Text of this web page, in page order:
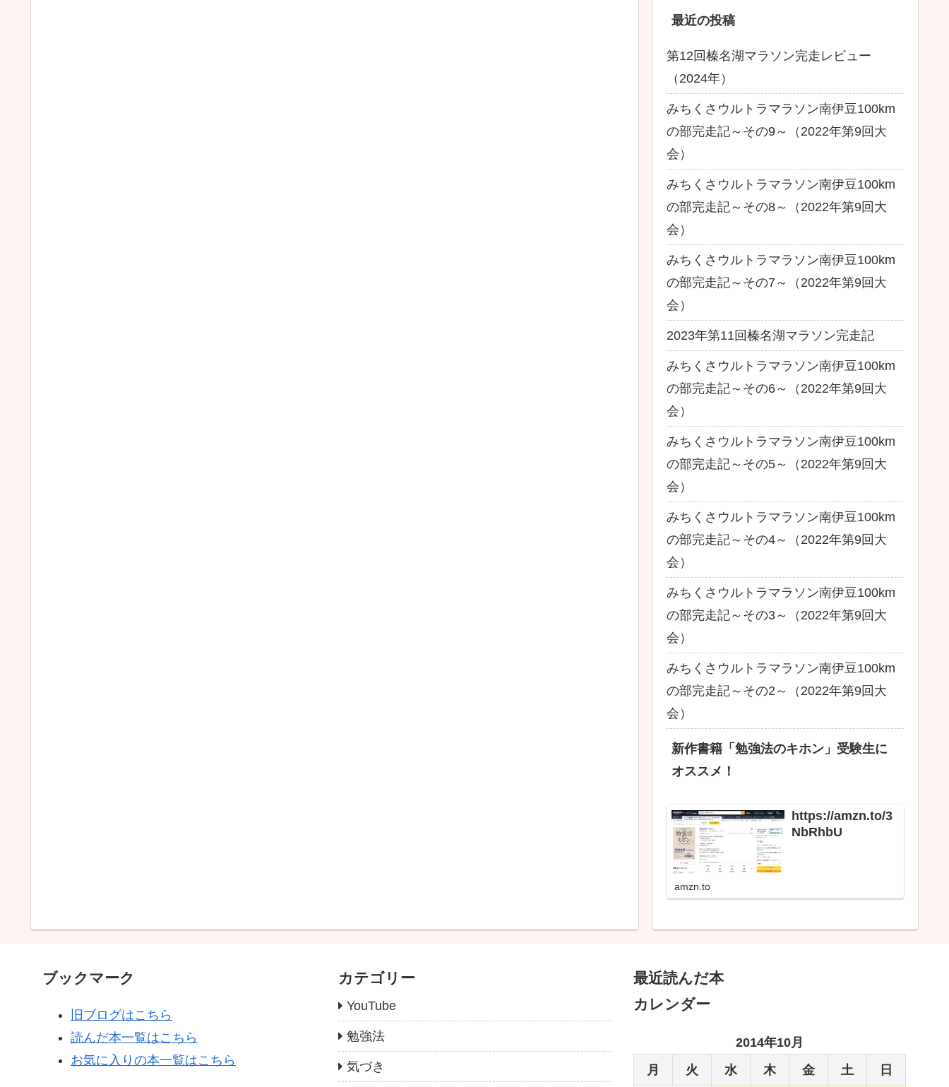
最近の投稿
第12回榛名湖マラソン完走レビュー
（2024年）
みちくさウルトラマラソン南伊豆100km
の部完走記～その9～（2022年第9回大
会）
みちくさウルトラマラソン南伊豆100km
の部完走記～その8～（2022年第9回大
会）
みちくさウルトラマラソン南伊豆100km
の部完走記～その7～（2022年第9回大
会）
2023年第11回榛名湖マラソン完走記
みちくさウルトラマラソン南伊豆100km
の部完走記～その6～（2022年第9回大
会）
みちくさウルトラマラソン南伊豆100km
の部完走記～その5～（2022年第9回大
会）
みちくさウルトラマラソン南伊豆100km
の部完走記～その4～（2022年第9回大
会）
みちくさウルトラマラソン南伊豆100km
の部完走記～その3～（2022年第9回大
会）
みちくさウルトラマラソン南伊豆100km
の部完走記～その2～（2022年第9回大
会）
新作書籍「勉強法のキホン」受験生に
オススメ！
https://amzn.to/3
NbRhbU
amzn.to
ブックマーク
旧ブログはこちら
読んだ本一覧はこちら
お気に入りの本一覧はこちら
カテゴリー
YouTube
勉強法
気づき
最近読んだ本
カレンダー
2014年10月
月
火 水 木 金 土 日